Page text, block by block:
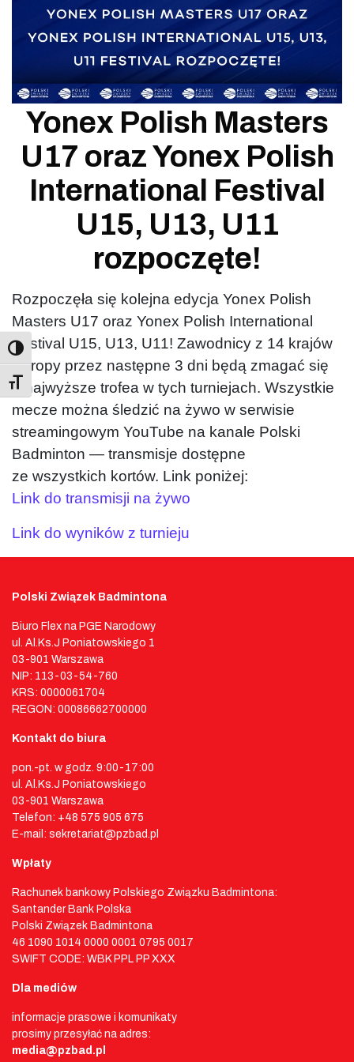
Toggle Font size
Yonex Polish Masters
U17 oraz Yonex Polish
International Festival
U15, U13, U11
rozpoczęte!
Rozpoczęła się kolejna edycja Yonex Polish
Masters U17 oraz Yonex Polish International
Festival U15, U13, U11! Zawodnicy z 14 krajów
Europy przez następne 3 dni będą zmagać się
o najwyższe trofea w tych turniejach. Wszystkie
mecze można śledzić na żywo w serwisie
streamingowym YouTube na kanale Polski
Badminton — transmisje dostępne
ze wszystkich kortów. Link poniżej:
Link do transmisji na żywo
Link do wyników z turnieju
Polski Związek Badmintona
Biuro Flex na PGE Narodowy
ul. Al.Ks.J Poniatowskiego 1
03-901 Warszawa
NIP: 113-03-54-760
KRS: 0000061704
REGON: 00086662700000
Kontakt do biura
pon.-pt. w godz. 9:00-17:00
ul. Al.Ks.J Poniatowskiego
03-901 Warszawa
Telefon: +48 575 905 675
E-mail: sekretariat@pzbad.pl
Wpłaty
Rachunek bankowy Polskiego Związku Badmintona:
Santander Bank Polska
Polski Związek Badmintona
46 1090 1014 0000 0001 0795 0017
SWIFT CODE: WBK PPL PP XXX
Dla mediów
informacje prasowe i komunikaty
prosimy przesyłać na adres:
media@pzbad.pl